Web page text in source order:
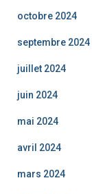
octobre 2024
septembre 2024
juillet 2024
juin 2024
mai 2024
avril 2024
mars 2024